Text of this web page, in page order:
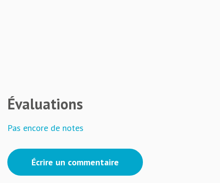
Évaluations
Pas encore de notes
Écrire un commentaire